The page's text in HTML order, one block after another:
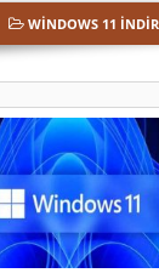
WINDOWS 11 İNDIR